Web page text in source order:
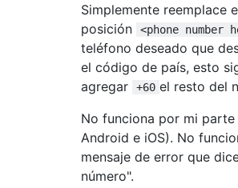
Simplemente reemplace
posición
<phone number
teléfono deseado que
el código de país, esto
agregar
+60 el resto del
No funciona por mi
Android e iOS). No
mensaje de error que
número".